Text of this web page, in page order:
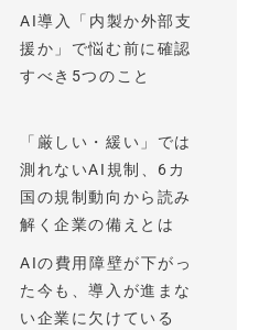
AI導入「内製か外部支
援か」で悩む前に確認
すべき5つのこと
「厳しい・緩い」では
測れないAI規制、6カ
国の規制動向から読み
解く企業の備えとは
AIの費用障壁が下がっ
た今も、導入が進まな
い企業に欠けている